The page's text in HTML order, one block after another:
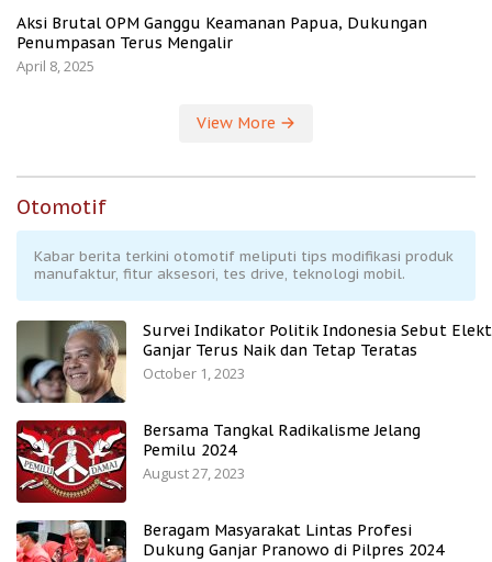
Aksi Brutal OPM Ganggu Keamanan Papua, Dukungan
Penumpasan Terus Mengalir
April 8, 2025
View More
Otomotif
Kabar berita terkini otomotif meliputi tips modifikasi produk
manufaktur, fitur aksesori, tes drive, teknologi mobil.
Survei Indikator Politik Indonesia Sebut
Ganjar Terus Naik dan Tetap Teratas
October 1, 2023
Bersama Tangkal Radikalisme Jelang
Pemilu 2024
August 27, 2023
Beragam Masyarakat Lintas Profesi
Dukung Ganjar Pranowo di Pilpres 2024